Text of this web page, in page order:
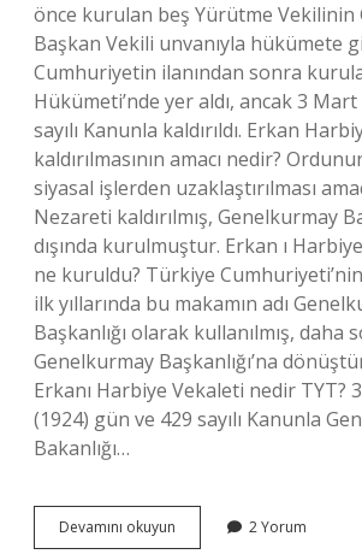
önce kurulan beş Yürütme Vekilinin
Başkan Vekili unvanıyla hükümete
Cumhuriyetin ilanından sonra
Hükümeti’nde yer aldı, ancak 3
sayılı Kanunla kaldırıldı. Erkan
kaldırılmasının amacı nedir?
siyasal işlerden uzaklaştırılması
Nezareti kaldırılmış, Genelkurmay
dışında kurulmuştur. Erkan ı
ne kuruldu? Türkiye
ilk yıllarında bu makamın adı
Başkanlığı olarak kullanılmış, daha
Genelkurmay Başkanlığı’na
Erkanı Harbiye Vekaleti nedir TYT?
(1924) gün ve 429 sayılı Kanunla
Bakanlığı…
Devamını okuyun
Harbiye
2 Yorum